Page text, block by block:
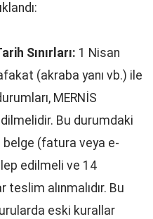
Sınırları: 1 Nisan
(akraba yanı vb.) ile
MERNİS
Bu durumdaki
belge (fatura veya e-
edilmeli ve 14
alınmalıdır. Bu
eski kurallar